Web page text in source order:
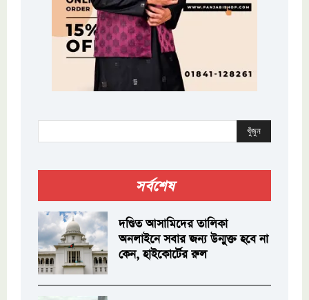
খুঁজুন
সর্বশেষ
দণ্ডিত আসামিদের তালিকা
অনলাইনে সবার জন্য উন্মুক্ত হবে না
কেন, হাইকোর্টের রুল